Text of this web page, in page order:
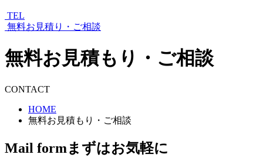
TEL
無料お見積り・ご相談
無料お見積もり・ご相談
CONTACT
HOME
無料お見積もり・ご相談
Mail formまずはお気軽に